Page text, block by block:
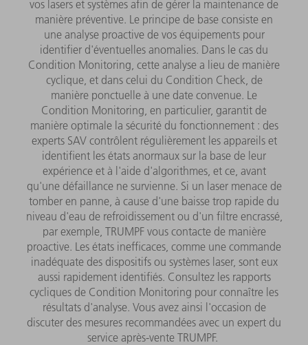
vos lasers et systèmes afin de gérer la maintenance de
manière préventive. Le principe de base consiste en
une analyse proactive de vos équipements pour
identifier d'éventuelles anomalies. Dans le cas du
Condition Monitoring, cette analyse a lieu de manière
cyclique, et dans celui du Condition Check, de
manière ponctuelle à une date convenue. Le
Condition Monitoring, en particulier, garantit de
manière optimale la sécurité du fonctionnement : des
experts SAV contrôlent régulièrement les appareils et
identifient les états anormaux sur la base de leur
expérience et à l'aide d'algorithmes, et ce, avant
qu'une défaillance ne survienne. Si un laser menace de
tomber en panne, à cause d'une baisse trop rapide du
niveau d'eau de refroidissement ou d'un filtre encrassé,
par exemple, TRUMPF vous contacte de manière
proactive. Les états inefficaces, comme une commande
inadéquate des dispositifs ou systèmes laser, sont eux
aussi rapidement identifiés. Consultez les rapports
cycliques de Condition Monitoring pour connaître les
résultats d'analyse. Vous avez ainsi l'occasion de
discuter des mesures recommandées avec un expert du
service après-vente TRUMPF.